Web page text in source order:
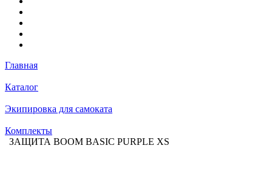
Главная
Каталог
Экипировка для самоката
Комплекты
ЗАЩИТА BOOM BASIC PURPLE XS